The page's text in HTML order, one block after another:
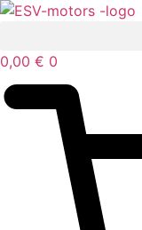
Mene
0,00 € 0